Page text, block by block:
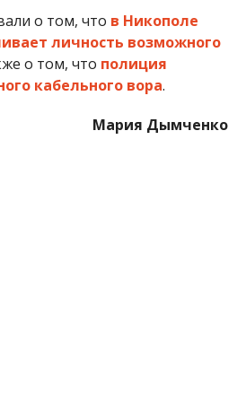
о том, что в Никополе
личность возможного
о том, что полиция
кабельного вора.
Мария Дымченко